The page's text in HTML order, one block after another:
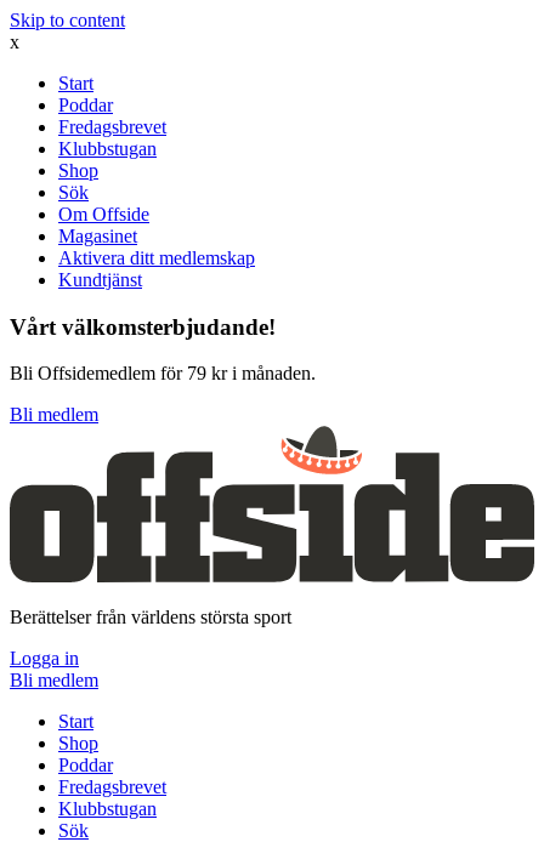
Skip to content
x
Start
Poddar
Fredagsbrevet
Klubbstugan
Shop
Sök
Om Offside
Magasinet
Aktivera ditt medlemskap
Kundtjänst
Vårt välkomsterbjudande!
Bli Offsidemedlem för 79 kr i månaden.
Bli medlem
Berättelser från världens största sport
Logga in
Bli medlem
Start
Shop
Poddar
Fredagsbrevet
Klubbstugan
Sök